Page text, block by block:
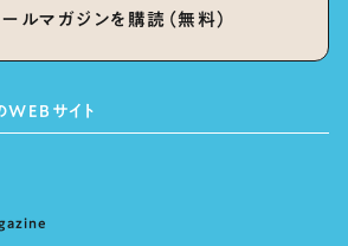
ールマガジンを購読（無料）
WEBサイト